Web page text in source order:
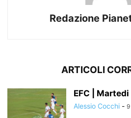
Redazione
ARTICOLI
EFC |
Alessio Cocchi -